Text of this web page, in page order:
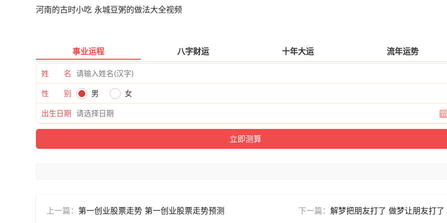
河南的古时小吃 永城豆粥的做法大全视频
事业运程 八字财运 十年大运 流年运势
姓 名
性 别 男 女
出生日期
上一篇： 第一创业股票走势 第一创业股票走势预测 下一篇： 解梦把朋友打了 做梦让朋友打了